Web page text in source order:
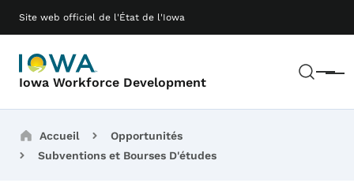
Passer au contenu principal
Site web officiel de l'État de l'Iowa
Iowa Workforce Development Menu
Main navigation
Breadcrumbs
Accueil
Opportunités
Subventions et Bourses D'études